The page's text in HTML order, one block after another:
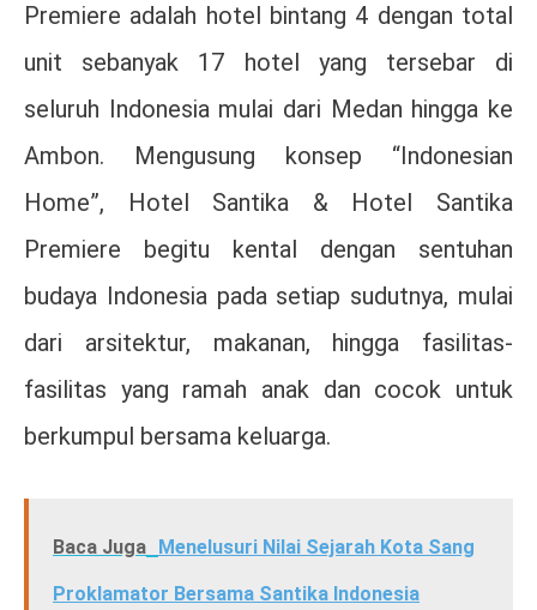
Premiere adalah hotel bintang 4 dengan total
unit sebanyak 17 hotel yang tersebar di
seluruh Indonesia mulai dari Medan hingga ke
Ambon. Mengusung konsep “Indonesian
Home”, Hotel Santika & Hotel Santika
Premiere begitu kental dengan sentuhan
budaya Indonesia pada setiap sudutnya, mulai
dari arsitektur, makanan, hingga fasilitas-
fasilitas yang ramah anak dan cocok untuk
berkumpul bersama keluarga.
Baca Juga Menelusuri Nilai Sejarah Kota Sang
Proklamator Bersama Santika Indonesia